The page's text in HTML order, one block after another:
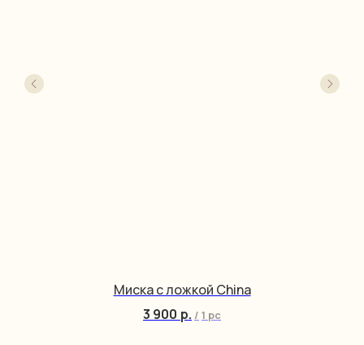
Миска с ложкой China
3 900 р. / 1 pc